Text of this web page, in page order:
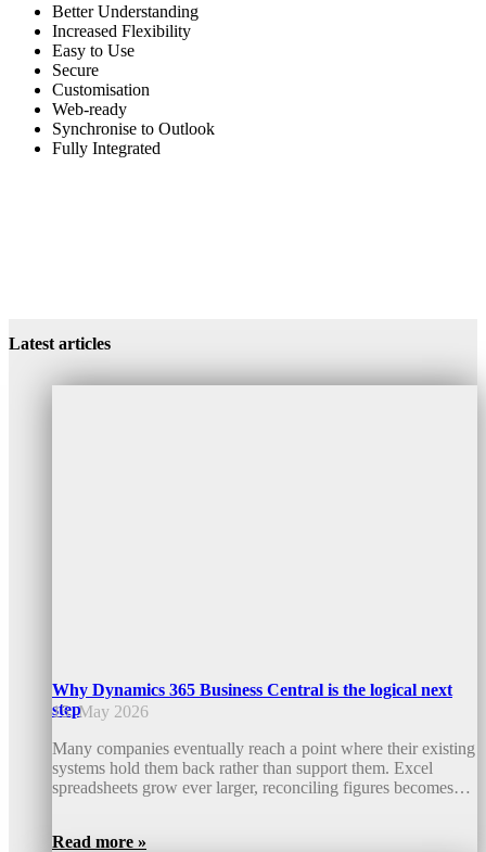
Better Understanding
Increased Flexibility
Easy to Use
Secure
Customisation
Web-ready
Synchronise to Outlook
Fully Integrated
Latest articles
Why Dynamics 365 Business Central is the logical next
step
15. May 2026
Many companies eventually reach a point where their existing
systems hold them back rather than support them. Excel
spreadsheets grow ever larger, reconciling figures becomes…
Read more »